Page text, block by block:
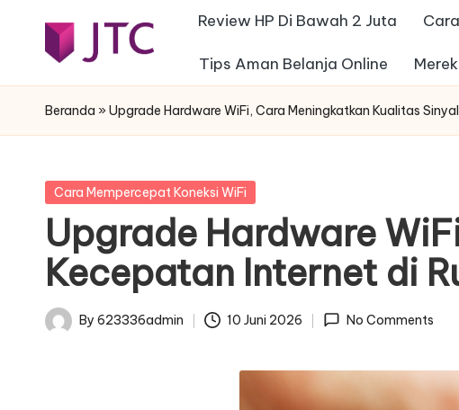
j
t
-
f
e
s
Interior
Rumah
Review HP Di Bawah 2 Juta
Tips Aman Belanja Online
Beranda » Upgrade Hardware WiFi, Cara Meningkatkan Kualitas
Posted
Cara Mempercepat Koneksi WiFi
Upgrade Hardware
Kecepatan Internet di
Posted
By 623336admin 10 Juni 2026 No Comments